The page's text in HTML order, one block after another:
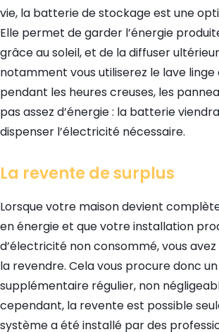
vie, la batterie de stockage est une
Elle permet de garder l’énergie
grâce au soleil, et de la diffuser
notamment vous utiliserez le lave linge
pendant les heures creuses, les
pas assez d’énergie : la batterie
dispenser l’électricité nécessaire.
La revente de surplus
Lorsque votre maison devient
en énergie et que votre installation
d’électricité non consommé, vous
la revendre. Cela vous procure donc
supplémentaire régulier, non
cependant, la revente est possible
système a été installé par des